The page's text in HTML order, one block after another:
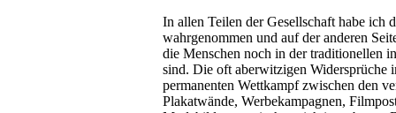
In allen Teilen der Gesellschaft habe ich
wahrgenommen und auf der anderen
die Menschen noch in der traditionellen
sind. Die oft aberwitzigen Widersprüche
permanenten Wettkampf zwischen den
Plakatwände, Werbekampagnen,